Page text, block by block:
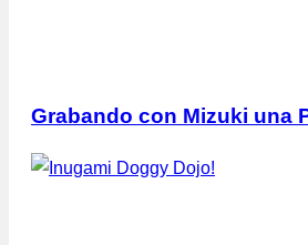
Grabando con Mizuki una